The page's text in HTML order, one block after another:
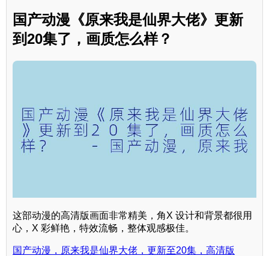
国产动漫《原来我是仙界大佬》更新
到20集了，画质怎么样？
这部动漫的高清版画面非常精美，角X 设计和背景都很用
心，X 彩鲜艳，特效流畅，整体观感极佳。
国产动漫，原来我是仙界大佬，更新至20集，高清版